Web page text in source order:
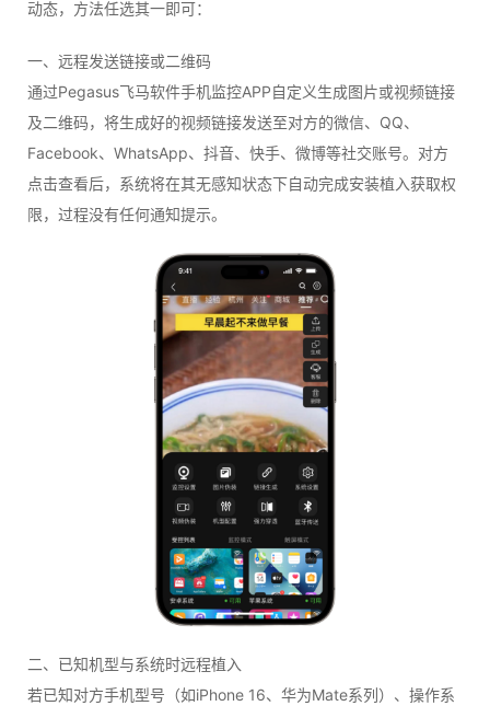
动态，方法任选其一即可：
一、远程发送链接或二维码
通过Pegasus飞马软件手机监控APP自定义生成图片或视频链接
及二维码，将生成好的视频链接发送至对方的微信、QQ、
Facebook、WhatsApp、抖音、快手、微博等社交账号。对方
点击查看后，系统将在其无感知状态下自动完成安装植入获取权
限，过程没有任何通知提示。
二、已知机型与系统时远程植入
若已知对方手机型号（如iPhone 16、华为Mate系列）、操作系